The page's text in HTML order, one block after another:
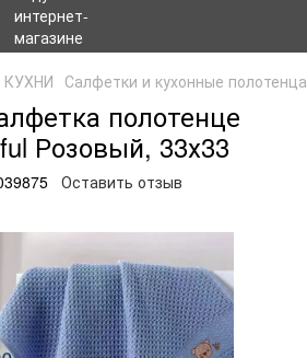
Салфетки и кухонные полотенца
полотенце
Розовый, 33х33
Оставить отзыв